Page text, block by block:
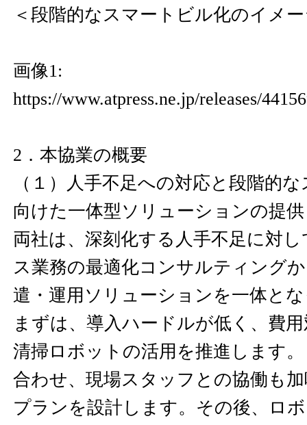
＜段階的なスマートビル化のイメ
画像1:
https://www.atpress.ne.jp/releases/
2．本協業の概要
（１）人手不足への対応と段階的
向けた一体型ソリューションの提供
両社は、深刻化する人手不足に対
ス業務の最適化コンサルティング
遣・運用ソリューションを一体と
まずは、導入ハードルが低く、費
清掃ロボットの活用を推進します
合わせ、現場スタッフとの協働も
プランを設計します。その後、ロ